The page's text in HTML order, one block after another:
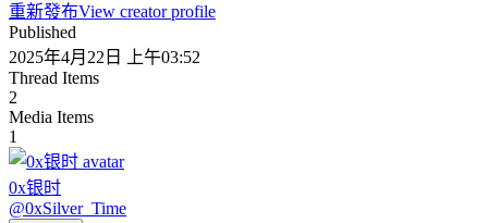
重新發布View creator profile
Published
2025年4月22日 上午03:52
Thread Items
2
Media Items
1
0x银时
@0xSilver_Time